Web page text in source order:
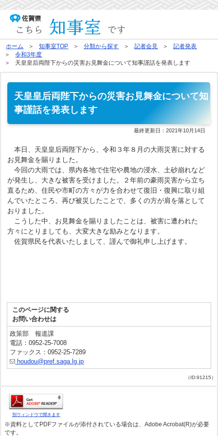
ホーム 知事室TOP 分類から探す 記者会見
記者発表
令和3年度
天皇皇后両陛下からの災害お見舞金について知事謹話を発表します
天皇皇后両陛下からの災害お見舞金について知
事謹話を発表します
最終更新日：2021年10月14日
本日、天皇皇后両陛下から、令和３年８月の大雨災害に対する
お見舞金を賜りました。
今回の大雨では、県内各地で住宅や農地の浸水、土砂崩れなど
が発生し、大きな被害を受けました。２年前の豪雨災害から立ち
直るため、住民や市町の方々が力を合わせて復旧・復興に取り組
んでいたところ、再び被災したことで、多くの方が肩を落として
おりました。
こうした中、お見舞金を賜りましたことは、被害に遭われた
方々にとりましても、大変大きな励みとなります。
佐賀県民を代表いたしまして、謹んで御礼申し上げます。
このページに関する
お問い合わせは
政策部 報道課
電話：0952-25-7008
ファックス：0952-25-7289
houdou@pref.saga.lg.jp
（ID:91215）
別ウィンドウで開きます
※資料としてPDFファイルが添付されている場合は、Adobe Acrobat(R)が必要
です。